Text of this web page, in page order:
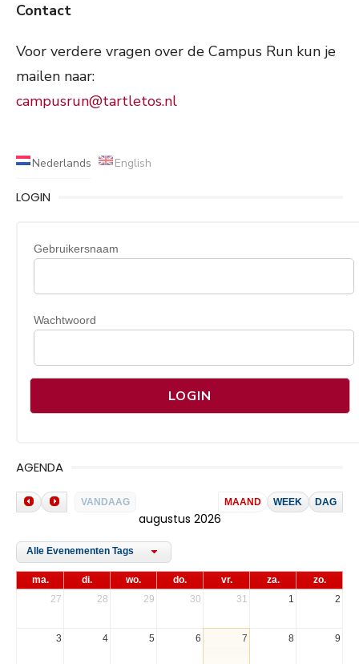
Contact
Voor verdere vragen over de Campus Run kun je
mailen naar:
campusrun@tartletos.nl
Nederlands English
LOGIN
Gebruikersnaam
Wachtwoord
AGENDA
VANDAAG MAAND WEEK DAG
augustus 2026
Alle Evenementen Tags
ma. di. wo. do. vr. za.
zo.
27
28 29 30 31 1 2
3 4 5 6 7 8 9